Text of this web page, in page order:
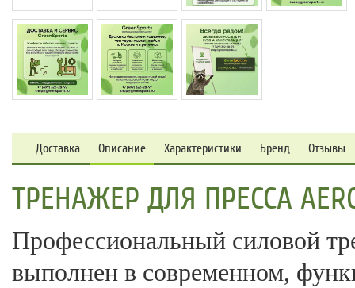
Доставка Описание Характеристики Бренд Отзывы
ТРЕНАЖЕР ДЛЯ ПРЕССА
Профессиональный силовой
выполнен в современном,